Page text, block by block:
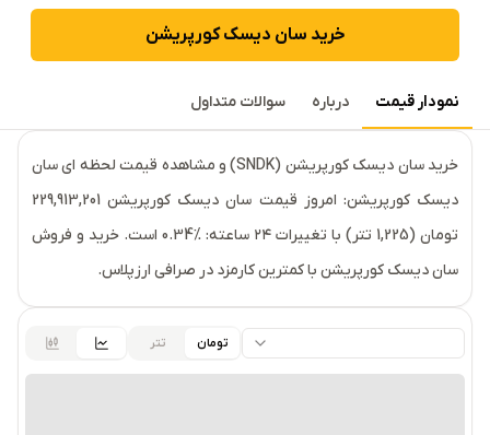
خرید سان دیسک کورپریشن
نمودار قیمت درباره سوالات متداول
قیمت لحظه‌ایسان دیسک کورپریشن
خرید سان دیسک کورپریشن (SNDK) و مشاهده قیمت لحظه ای سان
دیسک کورپریشن: امروز قیمت سان دیسک کورپریشن 229,913,201
تومان (1,225 تتر) با تغییرات ۲۴ ساعته: ‎0.34% است. خرید و فروش
سان دیسک کورپریشن با کمترین کارمزد در صرافی ارزپلاس.
تومان تتر